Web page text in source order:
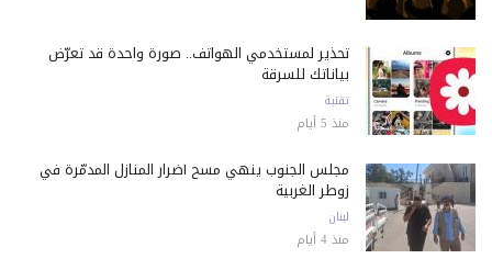
تحذير لمستخدمي الهواتف.. صورة واحدة قد تعرّض
بياناتك للسرقة
تقنية
منذ 5 أيام
مجلس الجنوب ينهي مسح أضرار المنازل المدمّرة في
زوطر الغربية
لبنان
منذ 4 أيام